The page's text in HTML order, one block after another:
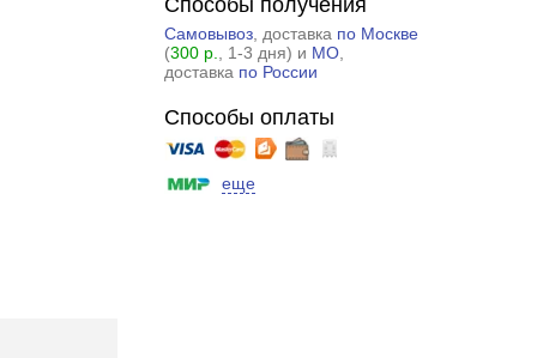
Способы получения
Самовывоз, доставка по Москве
(300 р. , 1-3 дня) и МО,
доставка по России
Способы оплаты
еще